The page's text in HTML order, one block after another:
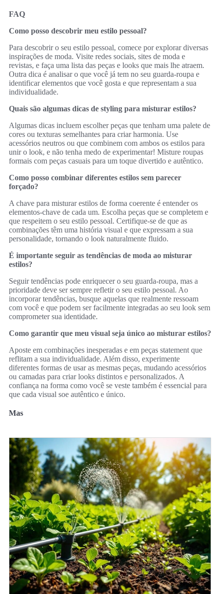
FAQ
Como posso descobrir meu estilo pessoal?
Para descobrir o seu estilo pessoal, comece por explorar diversas
inspirações de moda. Visite redes sociais, sites de moda e
revistas, e faça uma lista das peças e looks que mais lhe atraem.
Outra dica é analisar o que você já tem no seu guarda-roupa e
identificar elementos que você gosta e que representam a sua
individualidade.
Quais são algumas dicas de styling para misturar estilos?
Algumas dicas incluem escolher peças que tenham uma palete de
cores ou texturas semelhantes para criar harmonia. Use
acessórios neutros ou que combinem com ambos os estilos para
unir o look, e não tenha medo de experimentar! Misture roupas
formais com peças casuais para um toque divertido e autêntico.
Como posso combinar diferentes estilos sem parecer
forçado?
A chave para misturar estilos de forma coerente é entender os
elementos-chave de cada um. Escolha peças que se completem e
que respeitem o seu estilo pessoal. Certifique-se de que as
combinações têm uma história visual e que expressam a sua
personalidade, tornando o look naturalmente fluido.
É importante seguir as tendências de moda ao misturar
estilos?
Seguir tendências pode enriquecer o seu guarda-roupa, mas a
prioridade deve ser sempre refletir o seu estilo pessoal. Ao
incorporar tendências, busque aquelas que realmente ressoam
com você e que podem ser facilmente integradas ao seu look sem
comprometer sua identidade.
Como garantir que meu visual seja único ao misturar estilos?
Aposte em combinações inesperadas e em peças statement que
reflitam a sua individualidade. Além disso, experimente
diferentes formas de usar as mesmas peças, mudando acessórios
ou camadas para criar looks distintos e personalizados. A
confiança na forma como você se veste também é essencial para
que cada visual soe autêntico e único.
Mas